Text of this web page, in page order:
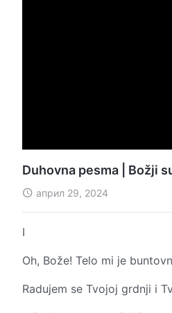
Duhovna pesma | Božji
април 29, 2024
I
Oh, Bože! Telo mi je
Radujem se Tvojoj grdnji i